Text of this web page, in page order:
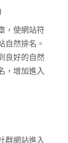
，使網站符
自然排名。
良好的自然
，增加進入
群網站進入